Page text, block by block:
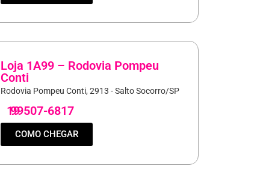
Loja 1A99 – Rodovia Pompeu
Conti
Rodovia Pompeu Conti, 2913 - Salto Socorro/SP
19
99507-6817
COMO CHEGAR